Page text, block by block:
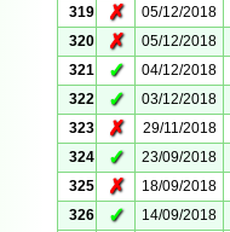
319
✗ 05/12/2018
320
✗ 05/12/2018
321
✓ 04/12/2018
322
✓ 03/12/2018
323
✗ 29/11/2018
324
✓ 23/09/2018
325
✗ 18/09/2018
326
✓ 14/09/2018